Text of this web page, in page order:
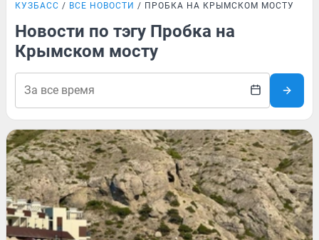
КУЗБАСС ВСЕ НОВОСТИ ПРОБКА НА КРЫМСКОМ МОСТУ
Новости по тэгу Пробка на
Крымском мосту